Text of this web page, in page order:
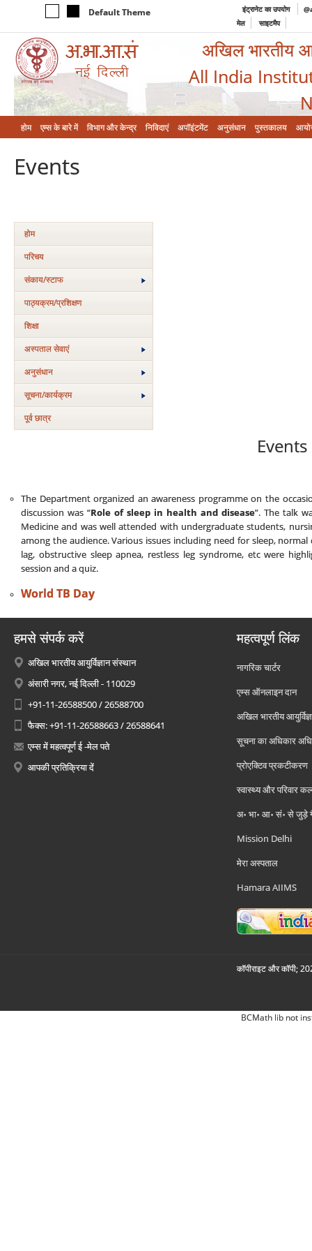
Default Theme इंट्रानेट का उपयोग
मेल
साइटमैप
अखिल भारतीय
All India
होम एम्‍स के बारे में विभाग और केन्‍द्र निविदाएं अपॉइंटमेंट अनुसंधान पुस्तकालय
Events
होम
परिचय
संकाय/स्‍टाफ
पाठ्यक्रम/प्रशिक्षण
शिक्षा
अस्‍पताल सेवाएं
अनुसंधान
सूचना/कार्यक्रम
पूर्व छात्र
Events
The Department organized an awareness programme on the
discussion was “Role of sleep in health and disease”. The talk
Medicine and was well attended with undergraduate students,
among the audience. Various issues including need for sleep,
lag, obstructive sleep apnea, restless leg syndrome, etc were
session and a quiz.
World TB Day
हमसे संपर्क करें
अखिल भारतीय आयुर्विज्ञान संस्थान
अंसारी नगर, नई दिल्ली - 110029
+91-11-26588500 / 26588700
फैक्स: +91-11-26588663 / 26588641
एम्स में महत्वपूर्ण ई -मेल पते
आपकी प्रतिक्रिया दें
महत्वपूर्ण लिंक
नागरिक चार्टर
एम्स ऑनलाइन दान
अखिल भारतीय
सूचना का अधिकार
प्रोएक्टिव प्रकटीकरण
स्वास्थ्य और परिवार
अ॰ भा॰ आ॰ सं॰ से जुड़े
Mission Delhi
मेरा अस्पताल
Hamara AIIMS
कॉपीराइट और कॉपी;
BCMath lib not